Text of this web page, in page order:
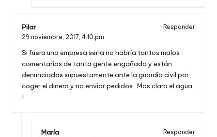
Pilar
Responder
29 noviembre, 2017, 4:10 pm
Si fuera una empresa seria no habría tantos malos
comentarios de tanta gente engañada y están
denunciadas supuestamente ante la guardia civil por
coger el dinero y no enviar pedidos . Mas claro el agua
!
María
Responder